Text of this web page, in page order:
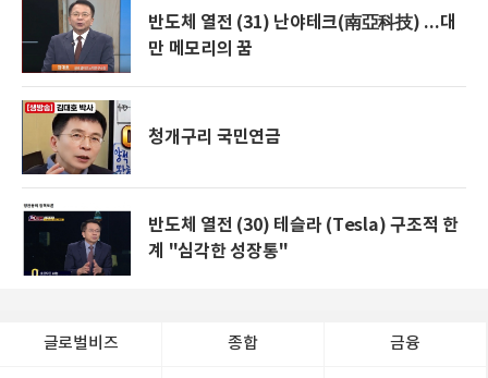
반도체 열전 (31) 난야테크(南亞科技) ...대
만 메모리의 꿈
청개구리 국민연금
반도체 열전 (30) 테슬라 (Tesla) 구조적 한
계 "심각한 성장통"
글로벌비즈 종합 금융